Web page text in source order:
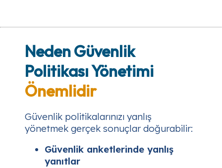
Neden Güvenlik
Politikası Yönetimi
Önemlidir
Güvenlik politikalarınızı yanlış
yönetmek gerçek sonuçlar doğurabilir:
Güvenlik anketlerinde yanlış
yanıtlar